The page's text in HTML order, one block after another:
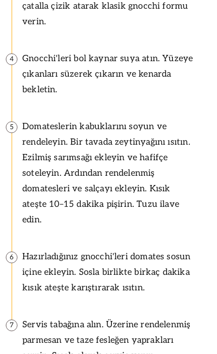
çatalla çizik atarak klasik gnocchi formu
verin.
4
Gnocchi'leri bol kaynar suya atın. Yüzeye
çıkanları süzerek çıkarın ve kenarda
bekletin.
5
Domateslerin kabuklarını soyun ve
rendeleyin. Bir tavada zeytinyağını ısıtın.
Ezilmiş sarımsağı ekleyin ve hafifçe
soteleyin. Ardından rendelenmiş
domatesleri ve salçayı ekleyin. Kısık
ateşte 10–15 dakika pişirin. Tuzu ilave
edin.
6
Hazırladığınız gnocchi'leri domates sosun
içine ekleyin. Sosla birlikte birkaç dakika
kısık ateşte karıştırarak ısıtın.
7
Servis tabağına alın. Üzerine rendelenmiş
parmesan ve taze fesleğen yaprakları